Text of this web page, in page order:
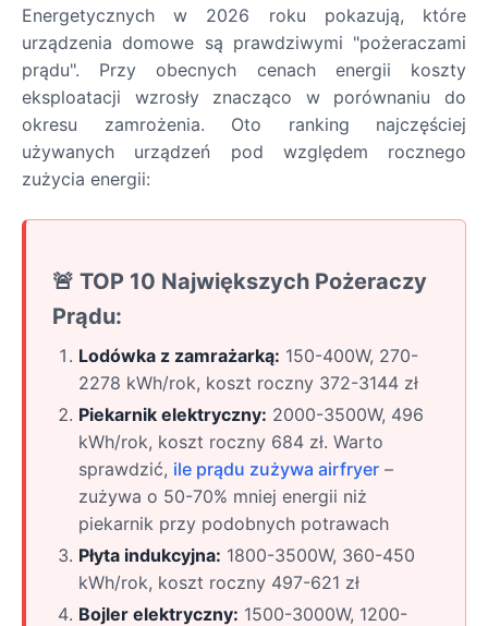
Energetycznych w 2026 roku pokazują, które
urządzenia domowe są prawdziwymi "pożeraczami
prądu". Przy obecnych cenach energii koszty
eksploatacji wzrosły znacząco w porównaniu do
okresu zamrożenia. Oto ranking najczęściej
używanych urządzeń pod względem rocznego
zużycia energii:
🚨 TOP 10 Największych Pożeraczy
Prądu:
Lodówka z zamrażarką: 150-400W, 270-
2278 kWh/rok, koszt roczny 372-3144 zł
Piekarnik elektryczny: 2000-3500W, 496
kWh/rok, koszt roczny 684 zł. Warto
sprawdzić, ile prądu zużywa airfryer –
zużywa o 50-70% mniej energii niż
piekarnik przy podobnych potrawach
Płyta indukcyjna: 1800-3500W, 360-450
kWh/rok, koszt roczny 497-621 zł
Bojler elektryczny: 1500-3000W, 1200-